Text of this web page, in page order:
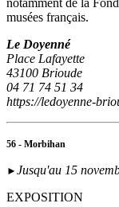
notamment de la
musées français.
Le Doyenné
Place Lafayette
43100 Brioude
04 71 74 51 34
https://ledoyenne-
56 - Morbihan
► Jusqu'au 15
EXPOSITION